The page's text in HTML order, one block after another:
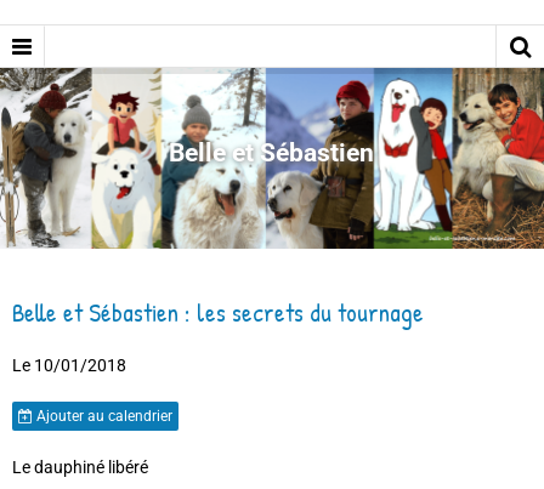
Belle et Sébastien
Belle et Sébastien : les secrets du tournage
Le 10/01/2018
Ajouter au calendrier
Le dauphiné libéré